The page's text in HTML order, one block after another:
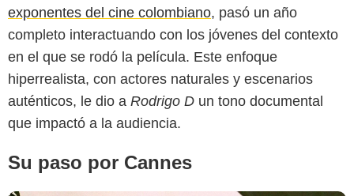
exponentes del cine colombiano, pasó un año
completo interactuando con los jóvenes del contexto
en el que se rodó la película. Este enfoque
hiperrealista, con actores naturales y escenarios
auténticos, le dio a Rodrigo D un tono documental
que impactó a la audiencia.
Su paso por Cannes
Celuloide Latino